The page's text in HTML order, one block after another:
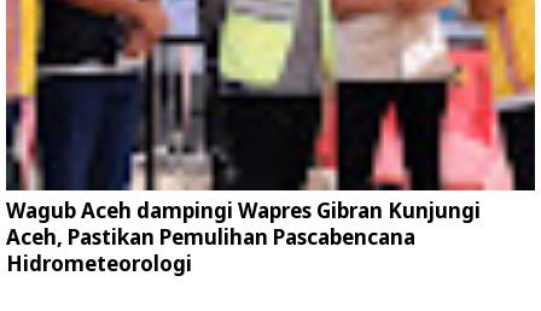
Wagub Aceh dampingi Wapres Gibran Kunjungi
Aceh, Pastikan Pemulihan Pascabencana
Hidrometeorologi